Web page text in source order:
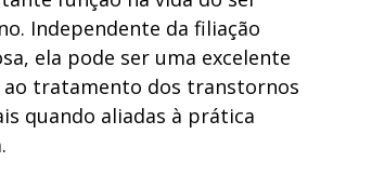
Independente da filiação
ela pode ser uma excelente
ao tratamento dos transtornos
quando aliadas à prática